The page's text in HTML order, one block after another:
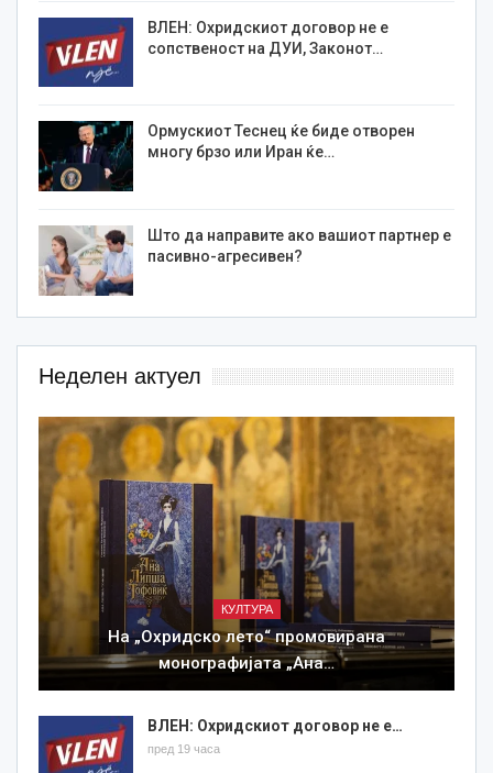
ВЛЕН: Охридскиот договор не е
сопственост на ДУИ, Законот…
Ормускиот Теснец ќе биде отворен
многу брзо или Иран ќе…
Што да направите ако вашиот партнер е
пасивно-агресивен?
Неделен актуел
КУЛТУРА
На „Охридско лето“ промовирана
монографијата „Ана…
ВЛЕН: Охридскиот договор не е…
пред 19 часа